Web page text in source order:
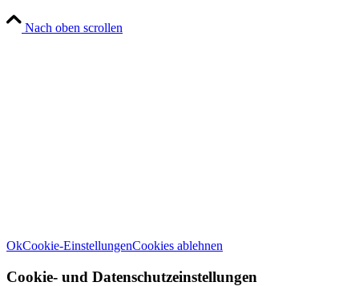
Nach oben scrollen
OkCookie-EinstellungenCookies ablehnen
Cookie- und Datenschutzeinstellungen